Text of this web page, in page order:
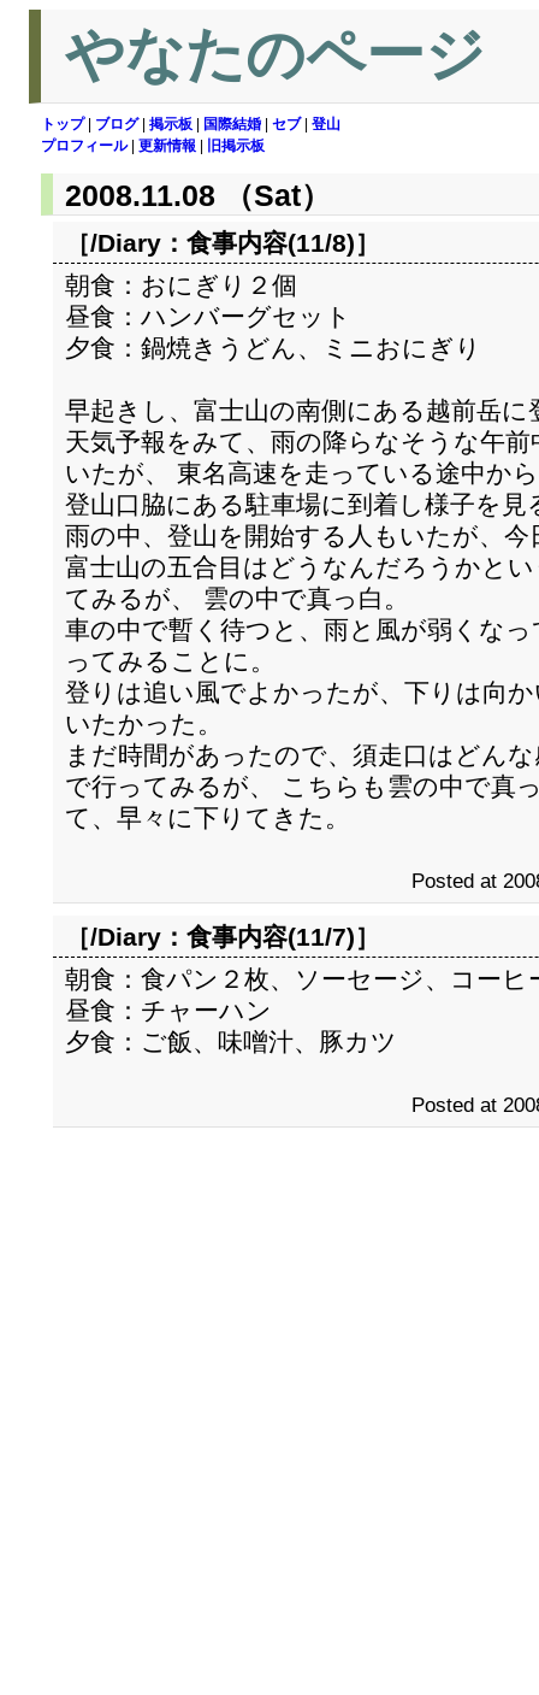
やなたのページ
トップ| ブログ| 掲示板 国際結婚 セブ| 登山
プロフィール| 更新情報 旧掲示板
2008.11.08 （Sat）
［/Diary： 食事内容(11/8)］
朝食：おにぎり２個
昼食：ハンバーグセット
夕食：鍋焼きうどん、ミニおにぎり
早起きし、富士山の南側にある越前岳に
天気予報をみて、雨の降らなそうな午
いたが、 東名高速を走っている途中か
登山口脇にある駐車場に到着し様子を
雨の中、登山を開始する人もいたが、
富士山の五合目はどうなんだろうかと
てみるが、 雲の中で真っ白。
車の中で暫く待つと、雨と風が弱くな
ってみることに。
登りは追い風でよかったが、下りは向
いたかった。
まだ時間があったので、須走口はどん
で行ってみるが、 こちらも雲の中で真
て、早々に下りてきた。
Posted at
［/Diary： 食事内容(11/7)］
朝食：食パン２枚、ソーセージ、コーヒ
昼食：チャーハン
夕食：ご飯、味噌汁、豚カツ
Posted at